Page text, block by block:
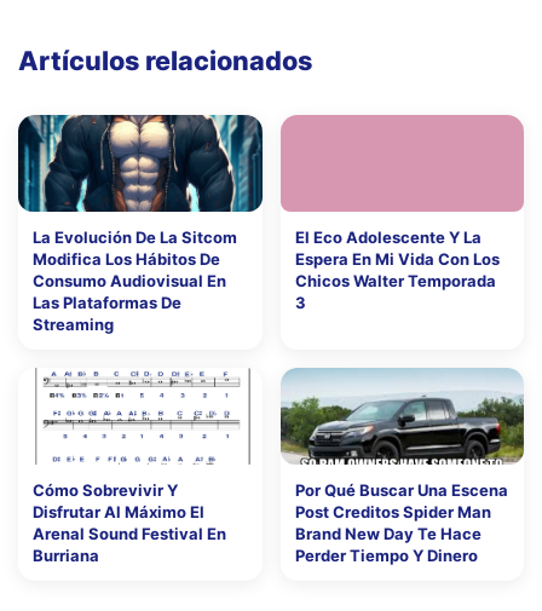
Artículos relacionados
La Evolución De La Sitcom
Modifica Los Hábitos De
Consumo Audiovisual En
Las Plataformas De
Streaming
El Eco Adolescente Y La
Espera En Mi Vida Con Los
Chicos Walter Temporada
3
Cómo Sobrevivir Y
Disfrutar Al Máximo El
Arenal Sound Festival En
Burriana
Por Qué Buscar Una Escena
Post Creditos Spider Man
Brand New Day Te Hace
Perder Tiempo Y Dinero